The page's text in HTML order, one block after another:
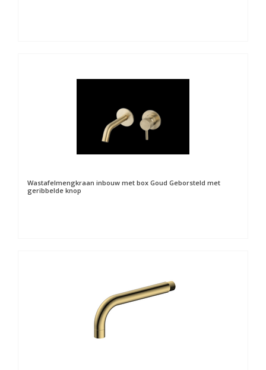
Wastafelmengkraan inbouw met box Goud Geborsteld met
geribbelde knop